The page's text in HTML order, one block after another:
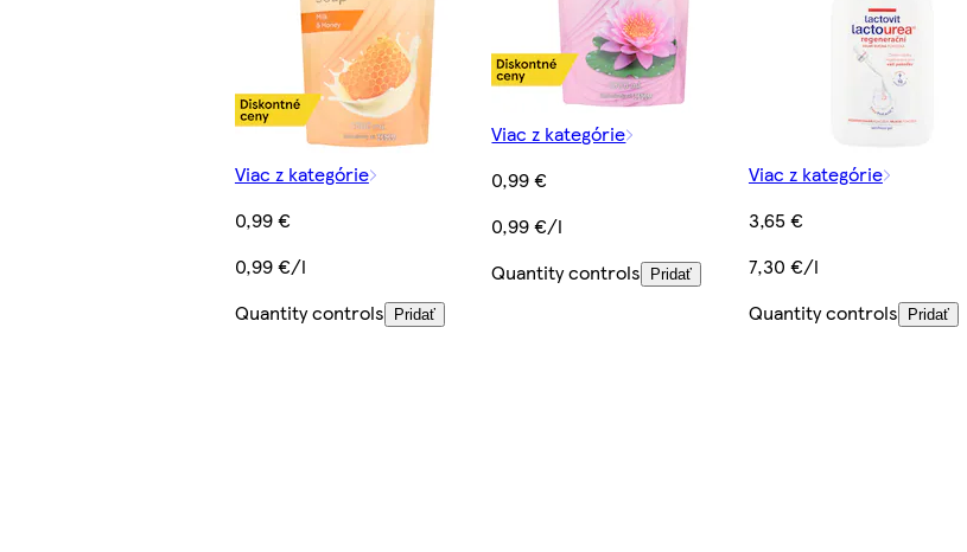
Viac z kategórie
0,99 €
0,99 €/l
Quantity controls
Pridať
Viac z kategórie
0,99 €
0,99 €/l
Quantity controls
Pridať
Viac z kategórie
3,65 €
7,30 €/l
Quantity controls
Pridať